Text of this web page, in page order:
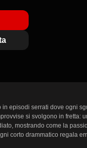
episodi serrati dove ogni
si svolgono in
mostrando come la
corto drammatico regala